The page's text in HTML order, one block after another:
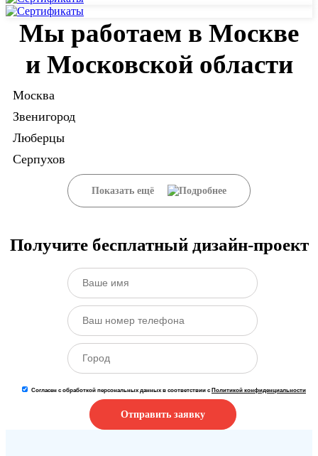
Мы работаем в Москве
и Московской области
Москва
Звенигород
Люберцы
Серпухов
Показать ещё
Получите бесплатный дизайн-проект
Согласен с обработкой персональных данных в соответствии с Политикой конфиденциальности
Отправить заявку